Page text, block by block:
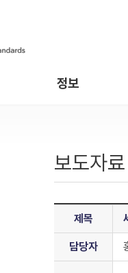
정보
보도자료
제목
담당자